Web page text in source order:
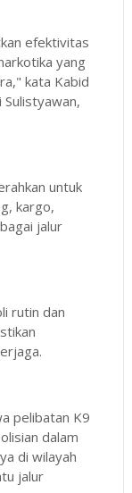
efektivitas
yang
kata Kabid
untuk
kargo,
jalur
rutin dan
pelibatan K9
dalam
di wilayah
jalur